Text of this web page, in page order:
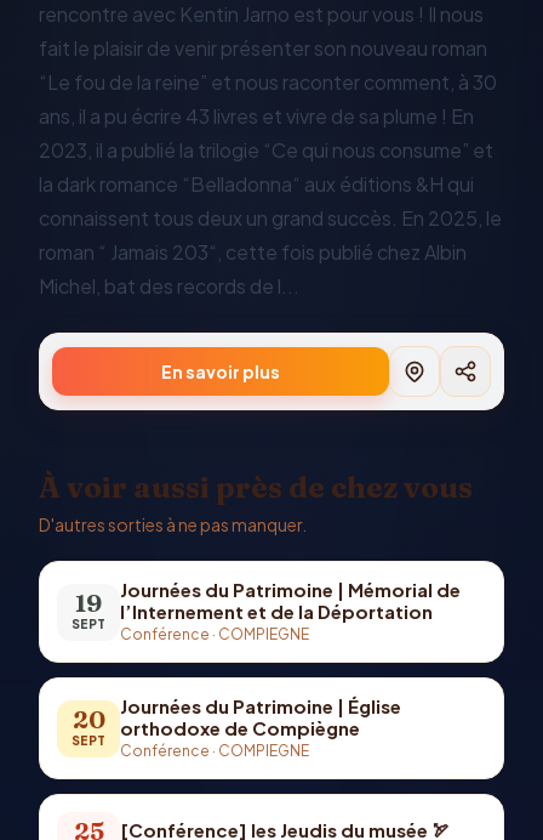
rencontre avec Kentin Jarno est pour vous ! Il nous
fait le plaisir de venir présenter son nouveau roman
“Le fou de la reine” et nous raconter comment, à 30
ans, il a pu écrire 43 livres et vivre de sa plume ! En
2023, il a publié la trilogie “Ce qui nous consume” et
la dark romance “Belladonna“ aux éditions &H qui
connaissent tous deux un grand succès. En 2025, le
roman “ Jamais 203“, cette fois publié chez Albin
Michel, bat des records de l...
En savoir plus
À voir aussi près de chez vous
D'autres sorties à ne pas manquer.
19
SEPT
Journées du Patrimoine | Mémorial de
l’Internement et de la Déportation
Conférence · COMPIEGNE
20
SEPT
Journées du Patrimoine | Église
orthodoxe de Compiègne
Conférence · COMPIEGNE
25 [Conférence] les Jeudis du musée 🏹